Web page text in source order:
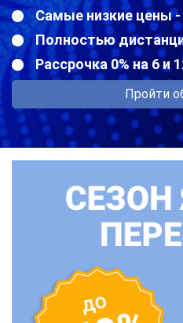
Самые низкие цены -
Полностью
Рассрочка 0% на 6 и
Пройти